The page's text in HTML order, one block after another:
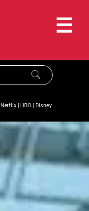
☰
Netflix|HBO |Disney